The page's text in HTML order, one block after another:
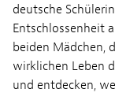
deutsche
Entschlossenheit
beiden Mädchen,
wirklichen Leben
und entdecken,